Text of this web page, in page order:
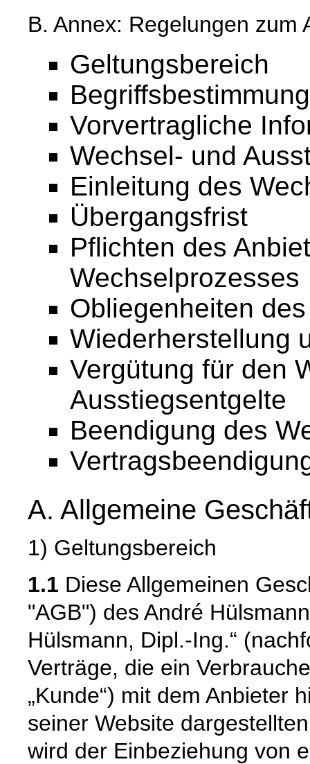
B. Annex: Regelungen zum
Geltungsbereich
Vorvertragliche
Wechsel- und
Einleitung des
Übergangsfrist
Pflichten des
Wechselprozesses
Obliegenheiten
Wiederherstellung
Vergütung für den
Ausstiegsentgelte
Beendigung des
A. Allgemeine
1) Geltungsbereich
1.1 Diese Allgemeinen
"AGB") des André
Hülsmann, Dipl.-Ing.“
Verträge, die ein
„Kunde“) mit dem Anbieter
seiner Website
wird der Einbeziehung von